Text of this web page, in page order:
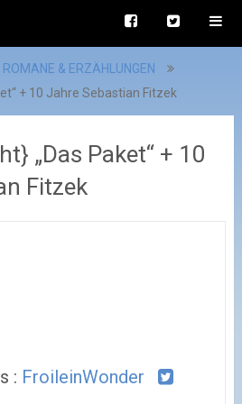
ROMANE & ERZÄHLUNGEN
+ 10 Jahre Sebastian Fitzek
„Das Paket“ + 10
Fitzek
: FroileinWonder